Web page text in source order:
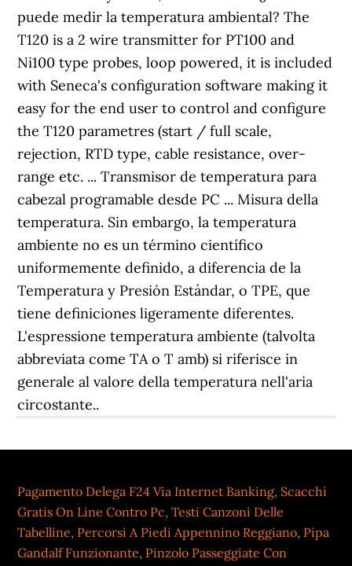
Pagamento Delega F24 Via Internet Banking, Scacchi
Gratis On Line Contro Pc,Testi Canzoni Delle
Tabelline, Percorsi A Piedi Appennino Reggiano, Pipa
Gandalf Funzionante, Pinzolo Passeggiate Con